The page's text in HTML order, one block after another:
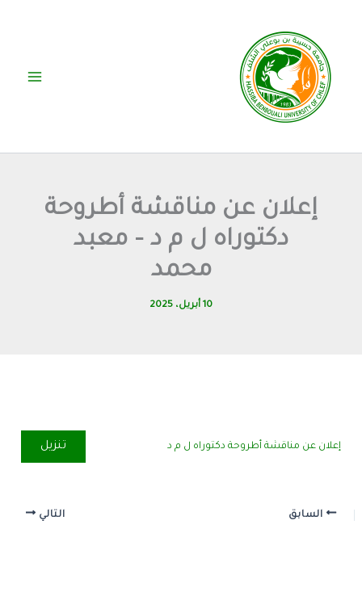
المحتوى
إعلان عن مناقشة أطروحة
دكتوراه ل م د – معبد
محمد
10 أبريل، 2025
إعلان عن مناقشة أطروحة دكتوراه ل م د تنزيل
السابق التالي